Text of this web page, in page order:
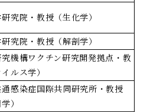
究院・教授（生化学）
究院・教授（解剖学）
機構ワクチン研究開発拠点・教
ルス学）
感染症国際共同研究所・教授
）